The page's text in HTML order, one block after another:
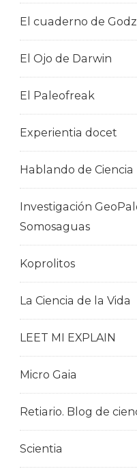
El cuaderno de
El Ojo de Darwin
El Paleofreak
Experientia docet
Hablando de Ciencia
Investigación
Somosaguas
Koprolitos
La Ciencia de la Vida
LEET MI EXPLAIN
Micro Gaia
Retiario. Blog de
Scientia